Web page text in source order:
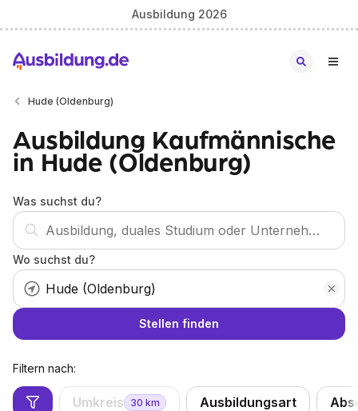
Ausbildung 2026
Hude (Oldenburg)
Ausbildung Kaufmännische
in Hude (Oldenburg)
Was suchst du?
Wo suchst du?
Stellen finden
Filtern nach:
Umkreis 30 km Ausbildungsart